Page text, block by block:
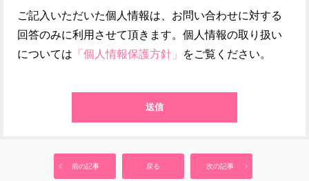
ご記入いただいた個人情報は、お問い合わせに対する
回答のみに利用させて頂きます。個人情報の取り扱い
については 「個人情報保護方針」 をご覧ください。
前の記事 戻る 次の記事